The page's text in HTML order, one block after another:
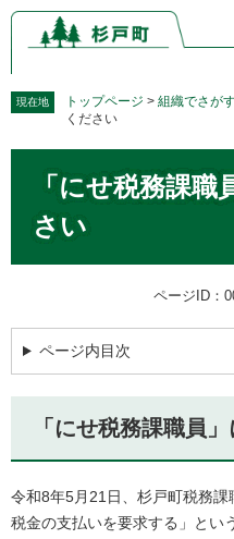
ペ
の
で
メ
ー
ば
へ
現在地 トップページ > 組織でさが
ください
「にせ税務課
さい
ページID：
ページ内目次
「にせ税務課職員
令和8年5月21日、杉戸町税務課
税金の支払いを要求する」とい